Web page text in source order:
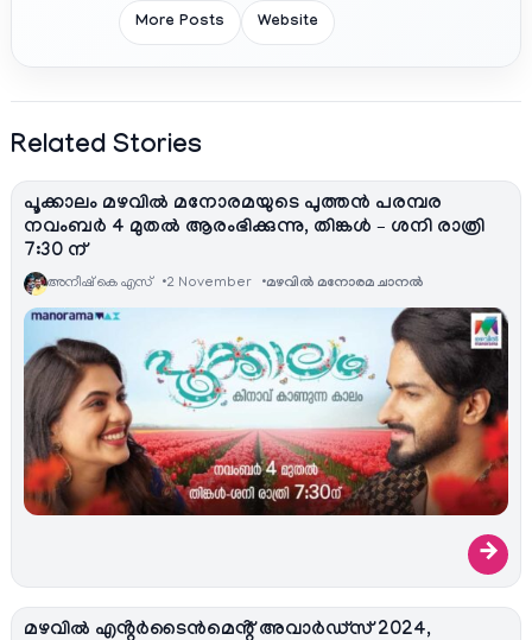
More Posts Website
Related Stories
പൂക്കാലം മഴവിൽ മനോരമയുടെ പുത്തൻ പരമ്പര
നവംബർ 4 മുതൽ ആരംഭിക്കുന്നു, തിങ്കൾ – ശനി രാത്രി
7:30 ന്
അനീഷ്‌ കെ എസ് 2 November മഴവിൽ മനോരമ ചാനല്‍
→
മഴവിൽ എൻ്റർടൈൻമെൻ്റ് അവാർഡ്സ് 2024,